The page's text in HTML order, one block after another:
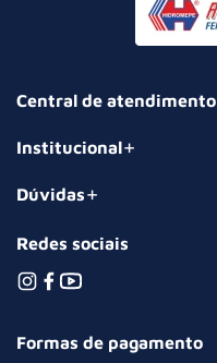
Central de atendimento
Institucional
Dúvidas
Redes sociais
Formas de pagamento